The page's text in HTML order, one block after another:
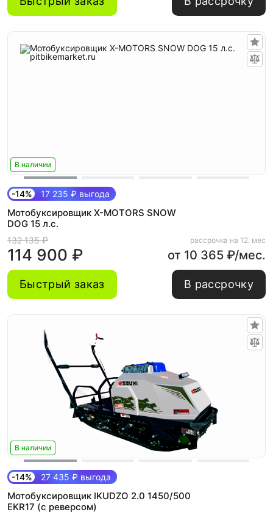
В наличии
-14% 17 235 ₽ выгода
Мотобуксировщик X-MOTORS SNOW
DOG 15 л.с.
132 135 ₽
114 900 ₽
рассрочка на 12. мес
от 10 365 ₽/мес.
Быстрый заказ В рассрочку
В наличии
-14% 27 435 ₽ выгода
Мотобуксировщик IKUDZO 2.0 1450/500
EKR17 (с реверсом)